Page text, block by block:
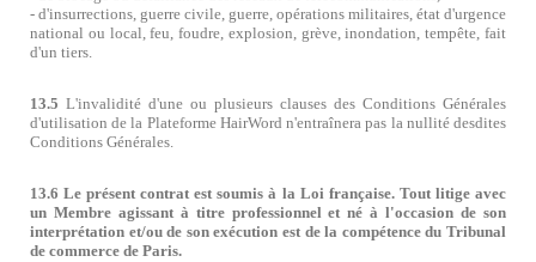
- d'insurrections, guerre civile, guerre, opérations militaires, état d'urgence
national ou local, feu, foudre, explosion, grève, inondation, tempête, fait
d'un tiers.
13.5 L'invalidité d'une ou plusieurs clauses des Conditions Générales
d'utilisation de la Plateforme HairWord n'entraînera pas la nullité desdites
Conditions Générales.
13.6 Le présent contrat est soumis à la Loi française. Tout litige avec
un Membre agissant à titre professionnel et né à l'occasion de son
interprétation et/ou de son exécution est de la compétence du Tribunal
de commerce de Paris.